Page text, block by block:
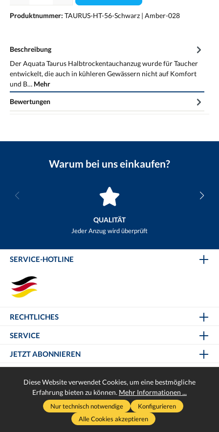
Produktnummer: TAURUS-HT-56-Schwarz | Amber-028
Beschreibung
Der Aquata Taurus Halbtrockentauchanzug wurde für Taucher
entwickelt, die auch in kühleren Gewässern nicht auf Komfort
und B… Mehr
Bewertungen
Warum bei uns einkaufen?
QUALITÄT
Jeder Anzug wird überprüft
SERVICE-HOTLINE
RECHTLICHES
SERVICE
JETZT ABONNIEREN
* Alle Preise inkl. gesetzl. Mehrwertsteuer zzgl.Versandkosten
ggf. Nachnahmegebühren, wenn nicht anders angegeben.
Realisiert mit Helikon
Diese Website verwendet Cookies, um eine bestmögliche
Erfahrung bieten zu können. Mehr Informationen ...
Nur technisch notwendige
Konfigurieren
Alle Cookies akzeptieren